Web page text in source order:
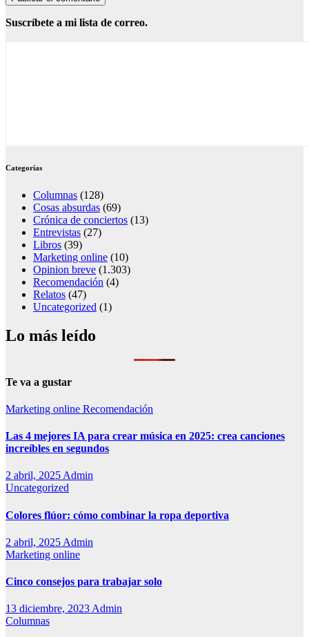
Suscríbete a mi lista de correo.
Categorías
Columnas (128)
Cosas absurdas (69)
Crónica de conciertos (13)
Entrevistas (27)
Libros (39)
Marketing online (10)
Opinion breve (1.303)
Recomendación (4)
Relatos (47)
Uncategorized (1)
Lo más leído
Te va a gustar
Marketing online Recomendación
Las 4 mejores IA para crear música en 2025: crea canciones
increíbles en segundos
2 abril, 2025Admin
Uncategorized
Colores flúor: cómo combinar la ropa deportiva
2 abril, 2025 Admin
Marketing online
Cinco consejos para trabajar solo
13 diciembre, 2023Admin
Columnas